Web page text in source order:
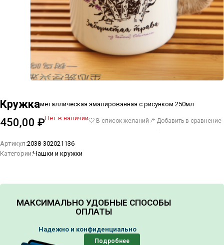
Кружкаметаллическая эмалированная с рисунком 250мл
450,00 ₽Нет в наличии В список желаний Добавить в сравнение
Артикул:2038-302021136
Категории:Чашки и кружки
МАКСИМАЛЬНО УДОБНЫЕ СПОСОБЫ
ОПЛАТЫ
Надежно и конфиденциально
Подробнее